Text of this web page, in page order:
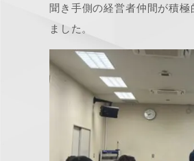
聞き手側の経営者仲間が積
ました。